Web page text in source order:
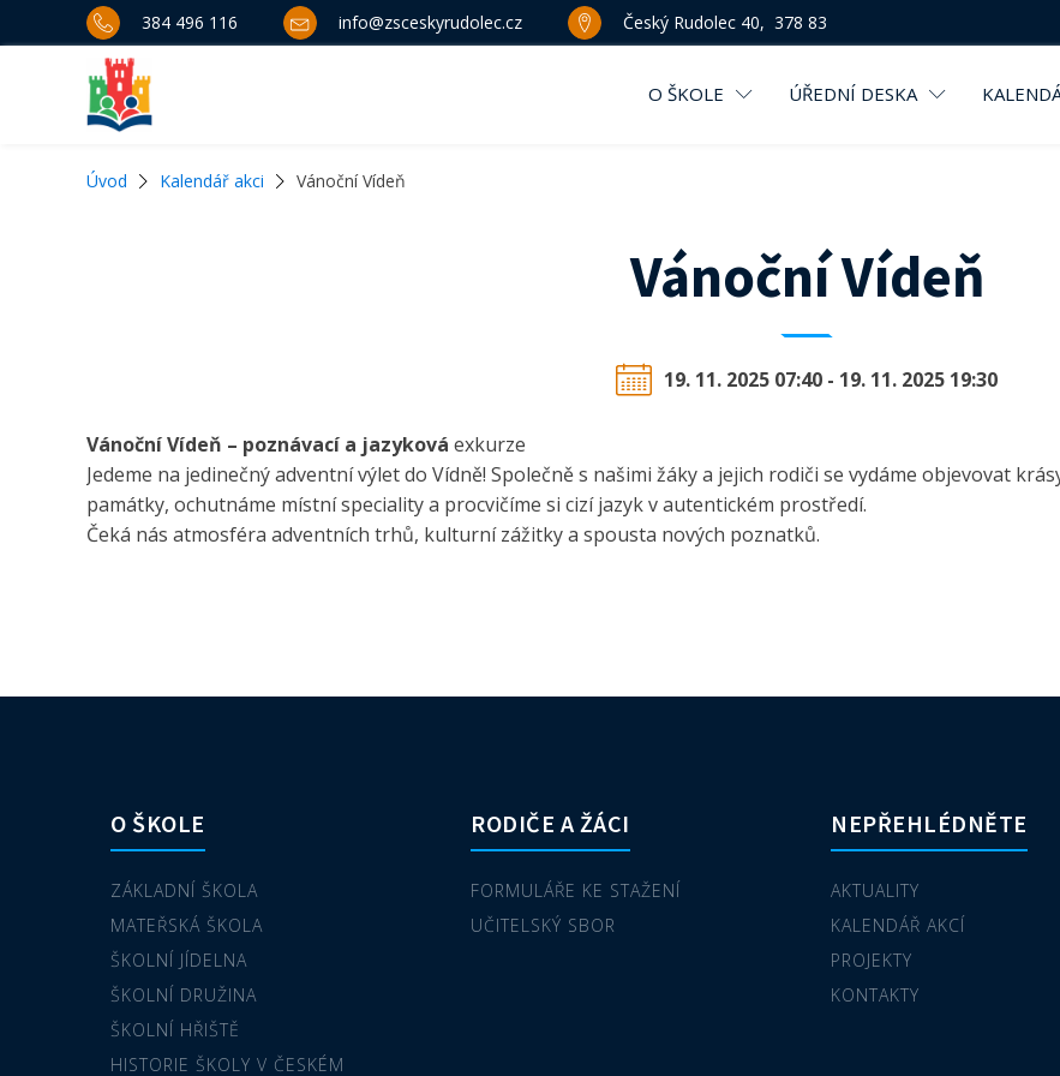
384 496 116 info@zsceskyrudolec.cz Český Rudolec 40, 378 83
O ŠKOLE ÚŘEDNÍ DESKA
Úvod Kalendář akci Vánoční Vídeň
Vánoční Vídeň
19. 11. 2025 07:40 - 19. 11. 2025 19:30
Vánoční Vídeň – poznávací a jazyková exkurze
Jedeme na jedinečný adventní výlet do Vídně! Společně s našimi žáky a jejich rodiči se vydáme objevovat
památky, ochutnáme místní speciality a procvičíme si cizí jazyk v autentickém prostředí.
Čeká nás atmosféra adventních trhů, kulturní zážitky a spousta nových poznatků.
O ŠKOLE
ZÁKLADNÍ ŠKOLA
MATEŘSKÁ ŠKOLA
ŠKOLNÍ JÍDELNA
ŠKOLNÍ DRUŽINA
ŠKOLNÍ HŘIŠTĚ
HISTORIE ŠKOLY V ČESKÉM
RODIČE A ŽÁCI
FORMULÁŘE KE STAŽENÍ
UČITELSKÝ SBOR
NEPŘEHLÉDNĚTE
AKTUALITY
KALENDÁŘ AKCÍ
PROJEKTY
KONTAKTY